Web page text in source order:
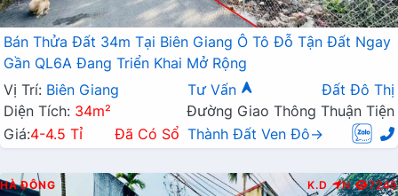
Bán Thửa Đất 34m Tại Biên Giang Ô Tô Đỗ Tận Đất Ngay
Gần QL6A Đang Triển Khai Mở Rộng
Vị Trí: Biên Giang Tư Vấn
Đất Đô Thị
Diện Tích: 34m²
Đường Giao Thông Thuận Tiện
Giá:4-4.5 Tỉ Đã Có Sổ Thành Đất Ven Đô→
HÀ ĐÔNG K.D N 7245